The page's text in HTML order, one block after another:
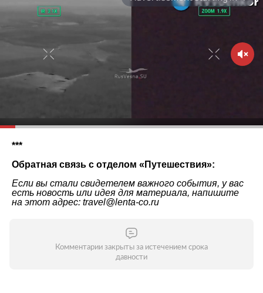
***
Обратная связь с отделом « Путешествия»:
Если вы стали свидетелем важного события, у вас
есть новость или идея для материала, напишите
на этот адрес: travel@lenta-co.ru
Комментарии закрыты за истечением срока
давности